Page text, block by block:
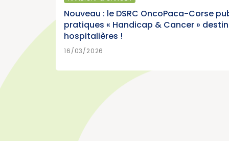
Nouveau : le DSRC OncoPaca-Corse
pratiques « Handicap & Cancer »
hospitalières !
16/03/2026
SAVOIR PLUS